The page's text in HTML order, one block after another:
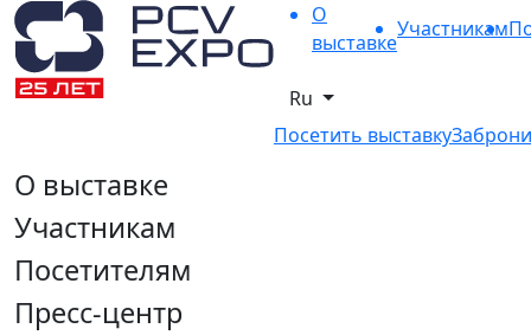
О
выставке
Участникам
Ru
Посетить выставку
О выставке
Участникам
Посетителям
Пресс-центр